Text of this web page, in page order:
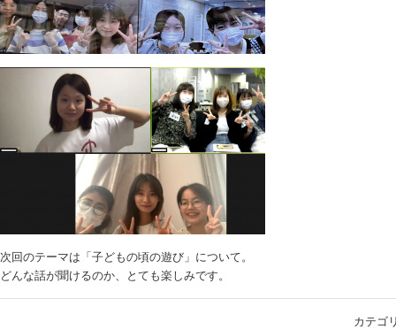
次回のテーマは「子どもの頃の遊び」について。
どんな話が聞けるのか、とても楽しみです。
カテゴ